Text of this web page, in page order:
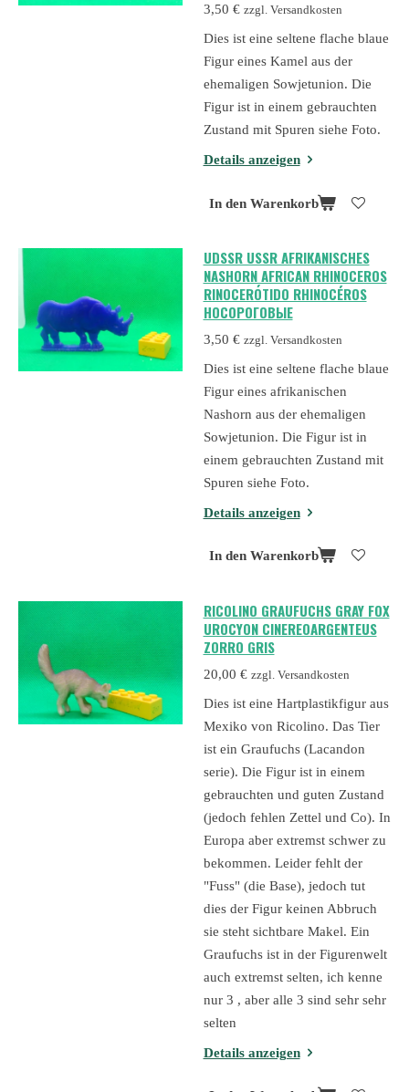
3,50 € zzgl. Versandkosten
Dies ist eine seltene flache blaue
Figur eines Kamel aus der
ehemaligen Sowjetunion. Die
Figur ist in einem gebrauchten
Zustand mit Spuren siehe Foto.
Details anzeigen
In den Warenkorb
UDSSR USSR AFRIKANISCHES
NASHORN AFRICAN RHINOCEROS
RINOCERÓTIDO RHINOCÉROS
НОСОРОГОВЫЕ
3,50 € zzgl. Versandkosten
Dies ist eine seltene flache blaue
Figur eines afrikanischen
Nashorn aus der ehemaligen
Sowjetunion. Die Figur ist in
einem gebrauchten Zustand mit
Spuren siehe Foto.
Details anzeigen
In den Warenkorb
RICOLINO GRAUFUCHS GRAY FOX
UROCYON CINEREOARGENTEUS
ZORRO GRIS
20,00 € zzgl. Versandkosten
Dies ist eine Hartplastikfigur aus
Mexiko von Ricolino. Das Tier
ist ein Graufuchs (Lacandon
serie). Die Figur ist in einem
gebrauchten und guten Zustand
(jedoch fehlen Zettel und Co). In
Europa aber extremst schwer zu
bekommen. Leider fehlt der
"Fuss" (die Base), jedoch tut
dies der Figur keinen Abbruch
sie steht sichtbare Makel. Ein
Graufuchs ist in der Figurenwelt
auch extremst selten, ich kenne
nur 3 , aber alle 3 sind sehr sehr
selten
Details anzeigen